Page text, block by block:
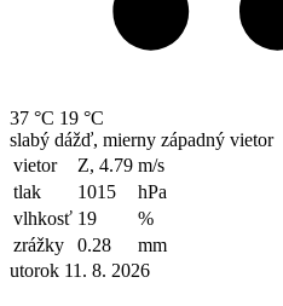
37 °C 19 °C
slabý dážď, mierny západný vietor
vietor
Z, 4.79 m/s
tlak
1015
hPa
vlhkosť 19
%
zrážky
0.28
mm
utorok 11. 8. 2026